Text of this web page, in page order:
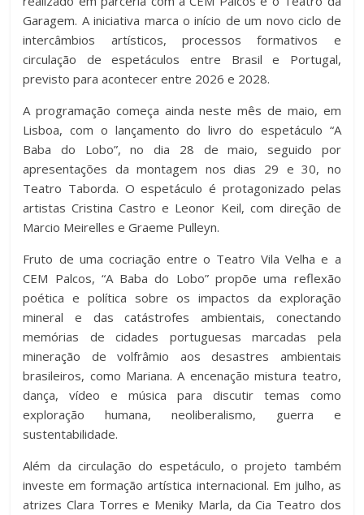
b
o
o
k
A
p
p
ar
til
h
ar
Garagem. A iniciativa marca o início de um novo ciclo de
intercâmbios artísticos, processos formativos e
circulação de espetáculos entre Brasil e Portugal,
previsto para acontecer entre 2026 e 2028.
A programação começa ainda neste mês de maio, em
Lisboa, com o lançamento do livro do espetáculo “A
Baba do Lobo”, no dia 28 de maio, seguido por
apresentações da montagem nos dias 29 e 30, no
Teatro Taborda. O espetáculo é protagonizado pelas
artistas Cristina Castro e Leonor Keil, com direção de
Marcio Meirelles e Graeme Pulleyn.
Fruto de uma cocriação entre o Teatro Vila Velha e a
CEM Palcos, “A Baba do Lobo” propõe uma reflexão
poética e política sobre os impactos da exploração
mineral e das catástrofes ambientais, conectando
memórias de cidades portuguesas marcadas pela
mineração de volfrâmio aos desastres ambientais
brasileiros, como Mariana. A encenação mistura teatro,
dança, vídeo e música para discutir temas como
exploração humana, neoliberalismo, guerra e
sustentabilidade.
Além da circulação do espetáculo, o projeto também
investe em formação artística internacional. Em julho, as
atrizes Clara Torres e Meniky Marla, da Cia Teatro dos